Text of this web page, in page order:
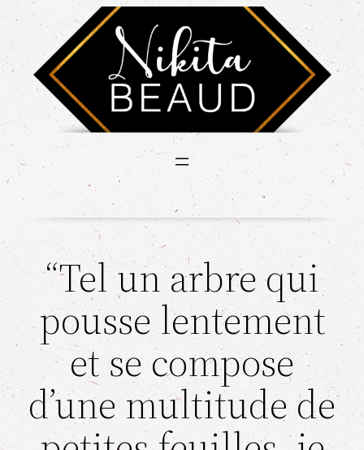
“Tel un arbre qui
pousse lentement
et se compose
d’une multitude de